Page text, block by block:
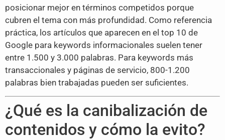
posicionar mejor en términos competidos porque
cubren el tema con más profundidad. Como referencia
práctica, los artículos que aparecen en el top 10 de
Google para keywords informacionales suelen tener
entre 1.500 y 3.000 palabras. Para keywords más
transaccionales y páginas de servicio, 800-1.200
palabras bien trabajadas pueden ser suficientes.
¿Qué es la canibalización de
contenidos y cómo la evito?